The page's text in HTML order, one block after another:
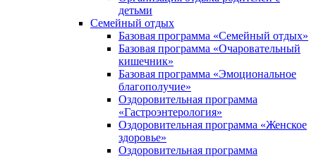
детьми
Семейный отдых
Базовая программа «Семейный отдых»
Базовая программа «Очаровательный
кишечник»
Базовая программа «Эмоциональное
благополучие»
Оздоровительная программа
«Гастроэнтерология»
Оздоровительная программа «Женское
здоровье»
Оздоровительная программа